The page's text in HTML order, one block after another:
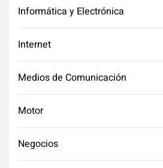
Informática y Electrónica
Internet
Medios de Comunicación
Motor
Negocios